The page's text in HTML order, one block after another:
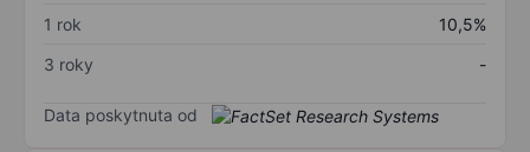
1 rok
10,5%
3 roky
-
Data poskytnuta od